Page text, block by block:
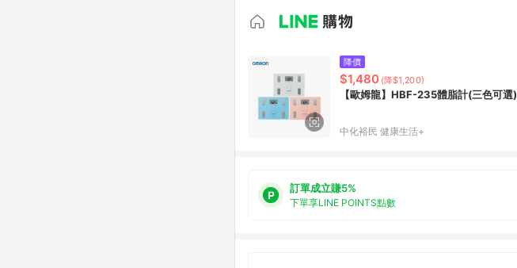
降價
$1,480 (降$1,200)
【歐姆龍】HBF-235體脂計(三色可選)
中化裕民 健康生活+
訂單成立賺5%
下單享LINE POINTS點數